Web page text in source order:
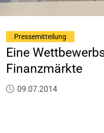
Eine
Finanzmärkte
Veröffentlicht am:
09.07.2014
Pressemitteilung